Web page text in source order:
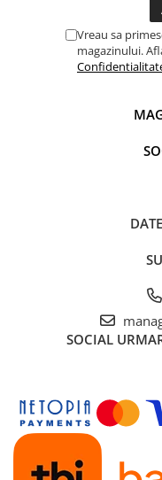
Vreau sa
magazinului.
SOCIAL